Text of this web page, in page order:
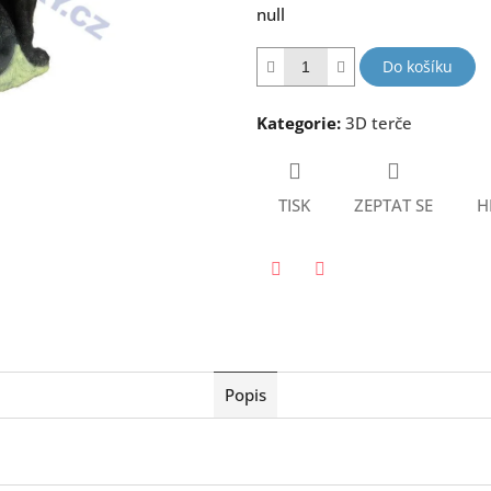
5
null
Do košíku
Kategorie: 3D terče
TISK ZEPTAT SE
Popis